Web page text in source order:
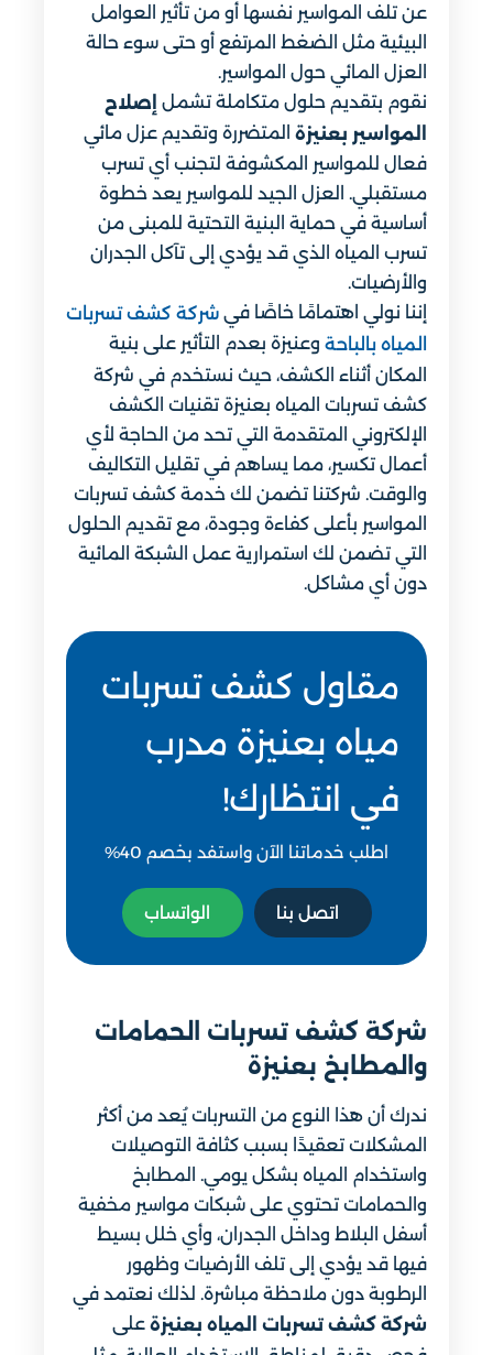
عن تلف المواسير نفسها أو من تأثير العوامل
البيئية مثل الضغط المرتفع أو حتى سوء حالة
العزل المائي حول المواسير.
نقوم بتقديم حلول متكاملة تشمل إصلاح
المواسير بعنيزة المتضررة وتقديم عزل مائي
فعال للمواسير المكشوفة لتجنب أي تسرب
مستقبلي. العزل الجيد للمواسير يعد خطوة
أساسية في حماية البنية التحتية للمبنى من
تسرب المياه الذي قد يؤدي إلى تآكل الجدران
والأرضيات.
إننا نولي اهتمامًا خاصًا في شركة كشف تسربات
المياه بالباحة وعنيزة بعدم التأثير على بنية
المكان أثناء الكشف، حيث نستخدم في شركة
كشف تسربات المياه بعنيزة تقنيات الكشف
الإلكتروني المتقدمة التي تحد من الحاجة لأي
أعمال تكسير، مما يساهم في تقليل التكاليف
والوقت. شركتنا تضمن لك خدمة كشف تسربات
المواسير بأعلى كفاءة وجودة، مع تقديم الحلول
التي تضمن لك استمرارية عمل الشبكة المائية
دون أي مشاكل.
مقاول كشف تسربات
مياه بعنيزة مدرب
في انتظارك!
اطلب خدماتنا الآن واستفد بخصم 40%
اتصل بنا الواتساب
شركة كشف تسربات الحمامات
والمطابخ بعنيزة
ندرك أن هذا النوع من التسربات يُعد من أكثر
المشكلات تعقيدًا بسبب كثافة التوصيلات
واستخدام المياه بشكل يومي. المطابخ
والحمامات تحتوي على شبكات مواسير مخفية
أسفل البلاط وداخل الجدران، وأي خلل بسيط
فيها قد يؤدي إلى تلف الأرضيات وظهور
الرطوبة دون ملاحظة مباشرة. لذلك نعتمد في
شركة كشف تسربات المياه بعنيزة على